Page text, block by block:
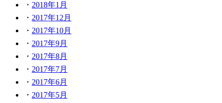
2018年1月
2017年12月
2017年10月
2017年9月
2017年8月
2017年7月
2017年6月
2017年5月